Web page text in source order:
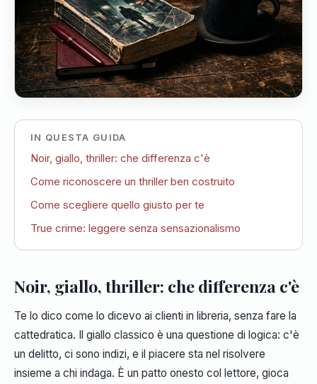
IN QUESTA GUIDA
Noir, giallo, thriller: che differenza c'è
Come riconoscere un thriller ben costruito
Come scegliere quello giusto per te
True crime: leggere senza sensazionalismo
Noir, giallo, thriller: che differenza c'è
Te lo dico come lo dicevo ai clienti in libreria, senza fare la
cattedratica. Il giallo classico è una questione di logica: c'è
un delitto, ci sono indizi, e il piacere sta nel risolvere
insieme a chi indaga. È un patto onesto col lettore, gioca